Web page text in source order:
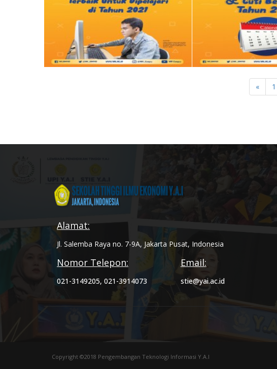
« 1
Alamat:
Jl. Salemba Raya no. 7-9A, Jakarta Pusat, Indonesia
Nomor Telepon:
021-3149205, 021-3914073
Email:
stie@yai.ac.id
Copyright ©2018 Pengembangan Teknologi Informasi Y.A.I